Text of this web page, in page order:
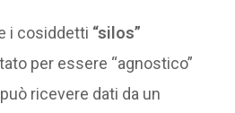
i cosiddetti “silos”
per essere “agnostico”
ricevere dati da un